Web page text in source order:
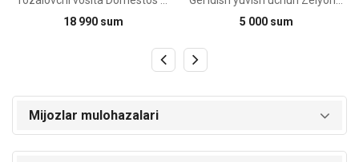
18 990 sum
5 000 sum
Mijozlar mulohazalari